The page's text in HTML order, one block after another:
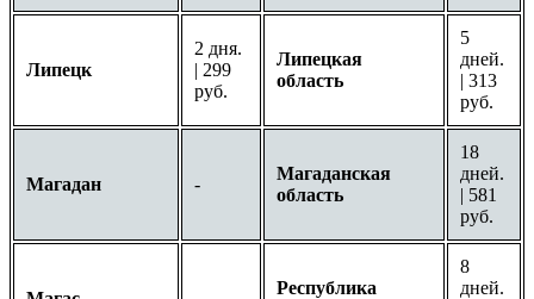
Липецк
2 дня.
| 299
руб.
Липецкая
область
5
дней.
| 313
руб.
Магадан -
Магаданская
область
18
дней.
| 581
руб.
Республика
8
дней.